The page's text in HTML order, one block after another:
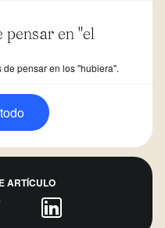
en "el
pensar en los "hubiera".
ARTÍCULO